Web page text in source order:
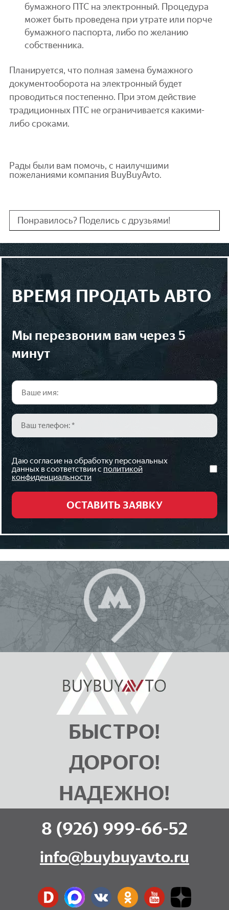
бумажного ПТС на электронный. Процедура
может быть проведена при утрате или порче
бумажного паспорта, либо по желанию
собственника.
Планируется, что полная замена бумажного
документооборота на электронный будет
проводиться постепенно. При этом действие
традиционных ПТС не ограничивается какими-
либо сроками.
Рады были вам помочь, с наилучшими
пожеланиями компания BuyBuyAvto.
Понравилось? Поделись с друзьями!
ВРЕМЯ ПРОДАТЬ АВТО
мы перезвоним вам через 5
минут
Даю согласие на обработку персональных
данных в соответствии с политикой
конфиденциальности
БЫСТРО!
ДОРОГО!
НАДЕЖНО!
8 (926) 999-66-52
info@buybuyavto.ru